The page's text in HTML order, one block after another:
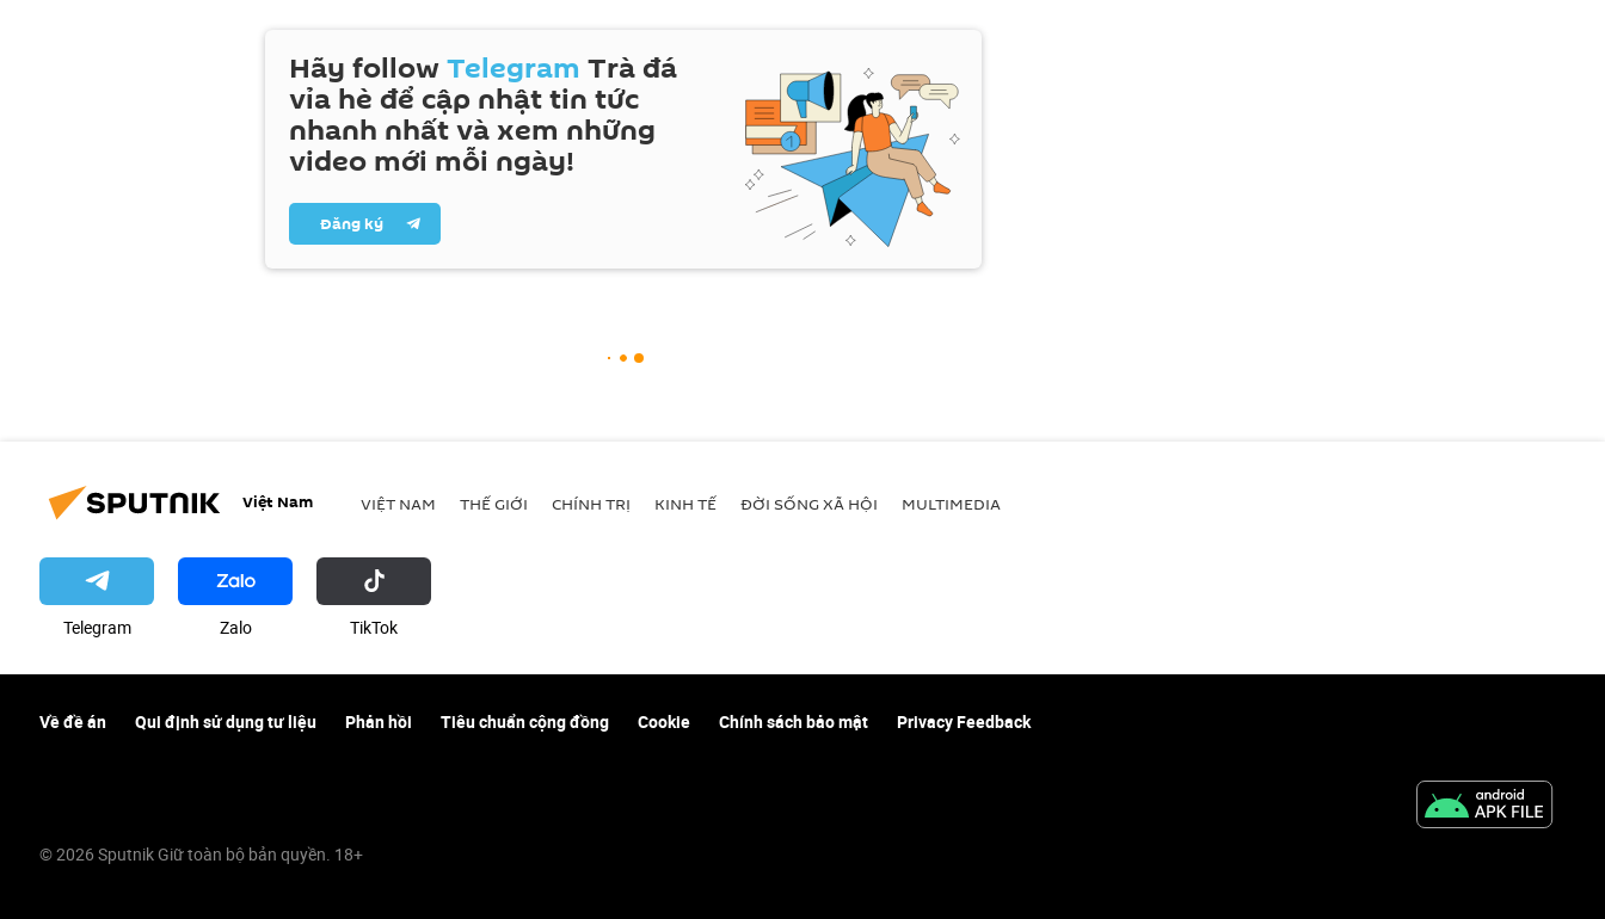
Hãy followTelegram Trà đá
vỉa hè để cập nhật tin tức
nhanh nhất và xem những
video mới mỗi ngày!
Đăng ký
Việt Nam VIỆT NAM THẾ GIỚI CHÍNH TRỊ KINH TẾ ĐỜI SỐNG XÃ HỘI MULTIMEDIA
Telegram Zalo ТikТоk
Về đề án Qui định sử dụng tư liệu Phản hồi Tiêu chuẩn cộng đồng Cookie Chính sách bảo mật Privacy Feedback
© 2026 Sputnik Giữ toàn bộ bản quyền. 18+